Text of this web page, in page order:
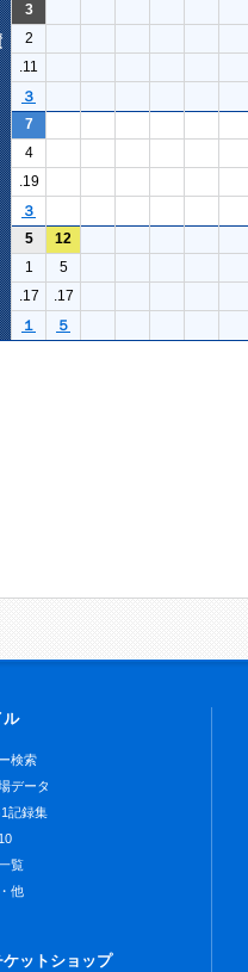
3
2
.11
３
7
4
.19
３
5 12
1
5
.17
.17
１
５
ル
検索
データ
記録集
覧
他
ットショップ